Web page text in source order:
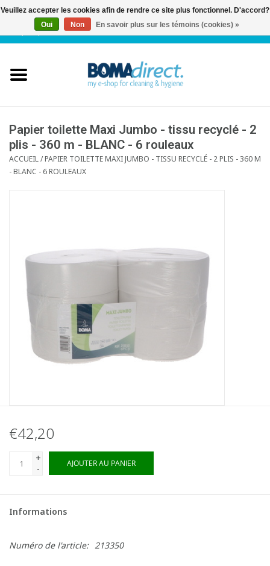
FR| 0 Articles
Service client
Blog
Papier toilette Maxi Jumbo - tissu recyclé - 2
plis - 360 m - BLANC - 6 rouleaux
ACCUEIL/PAPIER TOILETTE MAXI JUMBO - TISSU RECYCLÉ - 2 PLIS - 360 M
- BLANC - 6 ROULEAUX
€42,20
+
-
AJOUTER AU PANIER
Informations
Numéro de l'article: 213350
Veuillez accepter les cookies afin de rendre ce site plus fonctionnel. D'accord?
Oui
Non En savoir plus sur les témoins (cookies) »